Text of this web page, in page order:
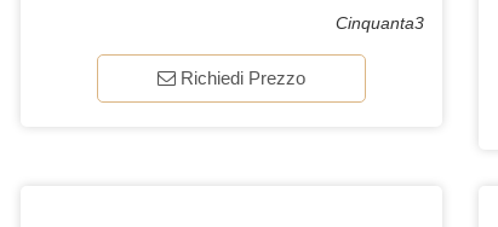
Cinquanta3
Richiedi Prezzo